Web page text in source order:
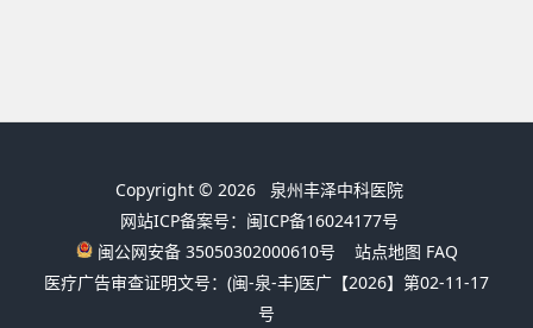
Copyright © 2026 泉州丰泽中科医院
网站ICP备案号：闽ICP备16024177号
闽公网安备 35050302000610号
站点地图 FAQ
医疗广告审查证明文号：(闽-泉-丰)医广【2026】第02-11-17
号